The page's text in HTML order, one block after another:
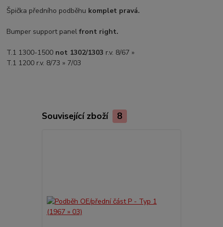
Špička předního podběhu komplet pravá.
Bumper support panelfront right.
T.1 1300-1500 not 1302/1303 r.v. 8/67 »
T.1 1200 r.v. 8/73 » 7/03
Související zboží 8